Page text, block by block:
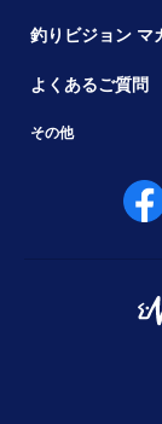
釣りビジョン マ
よくあるご質問
その他